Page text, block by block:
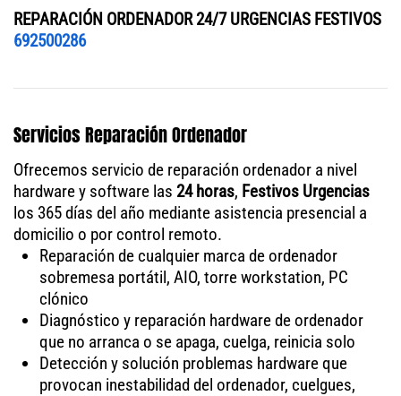
REPARACIÓN ORDENADOR 24/7 URGENCIAS FESTIVOS
692500286
Servicios Reparación Ordenador
Ofrecemos servicio de reparación ordenador a nivel
hardware y software las 24 horas, Festivos Urgencias
los 365 días del año mediante asistencia presencial a
domicilio o por control remoto.
Reparación de cualquier marca de ordenador
sobremesa portátil, AIO, torre workstation, PC
clónico
Diagnóstico y reparación hardware de ordenador
que no arranca o se apaga, cuelga, reinicia solo
Detección y solución problemas hardware que
provocan inestabilidad del ordenador, cuelgues,